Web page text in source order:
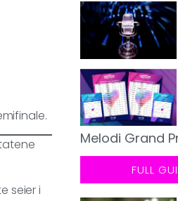
seier i
Melodi Grand
FULL